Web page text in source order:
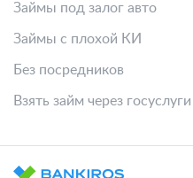
Займы под залог авто
Займы с плохой КИ
Без посредников
Взять займ через госуслуги